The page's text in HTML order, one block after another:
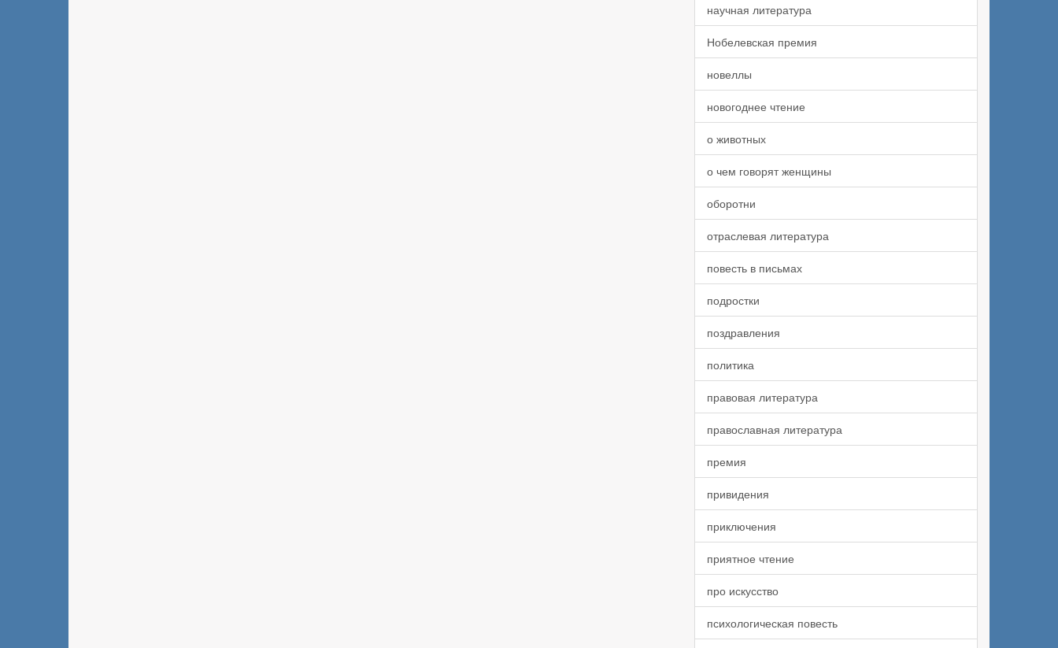
научная литература
Нобелевская премия
новеллы
новогоднее чтение
о животных
о чем говорят женщины
оборотни
отраслевая литература
повесть в письмах
подростки
поздравления
политика
правовая литература
православная литература
премия
привидения
приключения
приятное чтение
про искусство
психологическая повесть